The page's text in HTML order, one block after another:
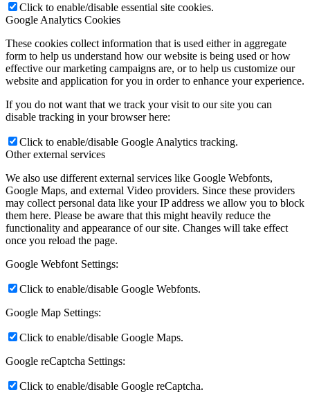
Click to enable/disable essential site cookies.
Google Analytics Cookies
These cookies collect information that is used either in aggregate
form to help us understand how our website is being used or how
effective our marketing campaigns are, or to help us customize our
website and application for you in order to enhance your experience.
If you do not want that we track your visit to our site you can
disable tracking in your browser here:
Click to enable/disable Google Analytics tracking.
Other external services
We also use different external services like Google Webfonts,
Google Maps, and external Video providers. Since these providers
may collect personal data like your IP address we allow you to block
them here. Please be aware that this might heavily reduce the
functionality and appearance of our site. Changes will take effect
once you reload the page.
Google Webfont Settings:
Click to enable/disable Google Webfonts.
Google Map Settings:
Click to enable/disable Google Maps.
Google reCaptcha Settings:
Click to enable/disable Google reCaptcha.